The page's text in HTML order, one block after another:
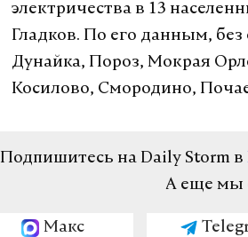
электричества в 13
Гладков. По его данным,
Дунайка, Пороз, Мокрая
Косилово, Смородино,
Подпишитесь на Daily Storm в
А еще мы
Макс